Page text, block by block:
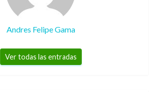
Andres Felipe Gama
Ver todas las entradas